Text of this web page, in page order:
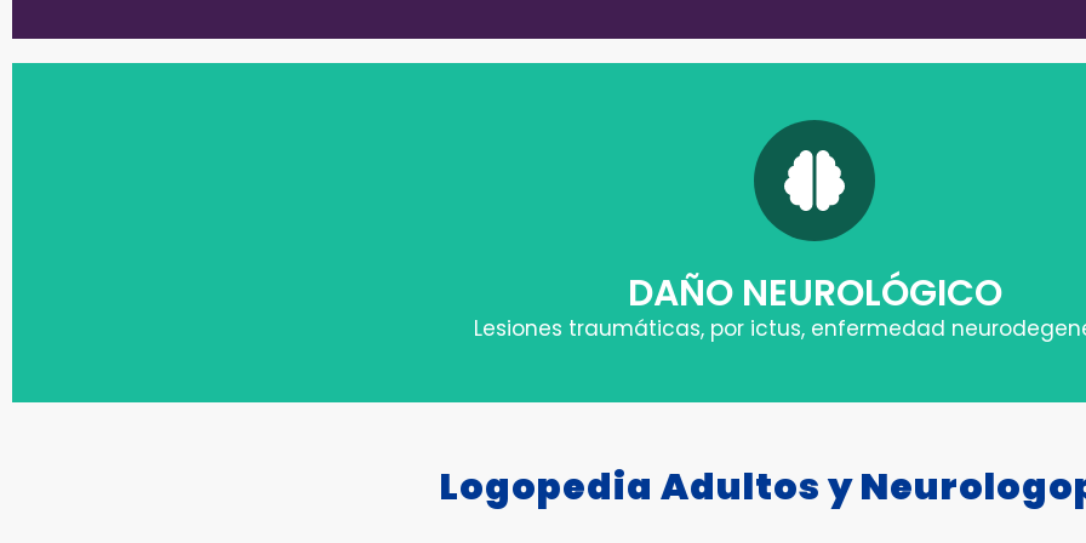
DAÑO NEUROLÓGICO
Lesiones traumáticas, por ictus, enfermedad
Habla (disartria), del lenguaje (afasia) y la deglución
Logopedia Adultos y